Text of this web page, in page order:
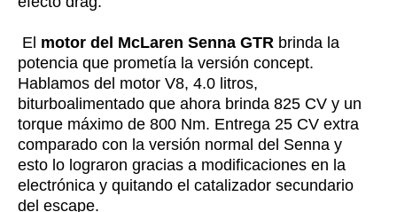
El motor del McLaren Senna GTR brinda la
potencia que prometía la versión concept.
Hablamos del motor V8, 4.0 litros,
biturboalimentado que ahora brinda 825 CV y un
torque máximo de 800 Nm. Entrega 25 CV extra
comparado con la versión normal del Senna y
esto lo lograron gracias a modificaciones en la
electrónica y quitando el catalizador secundario
del escape.